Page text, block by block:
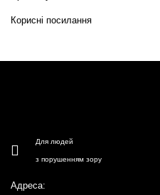
Корисні посилання
Для людей
з порушенням зору
Адреса: